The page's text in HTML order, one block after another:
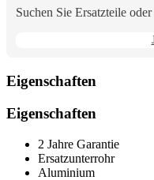
Suchen Sie Ersatzteile
Eigenschaften
Eigenschaften
2 Jahre Garantie
Ersatzunterrohr
Aluminium